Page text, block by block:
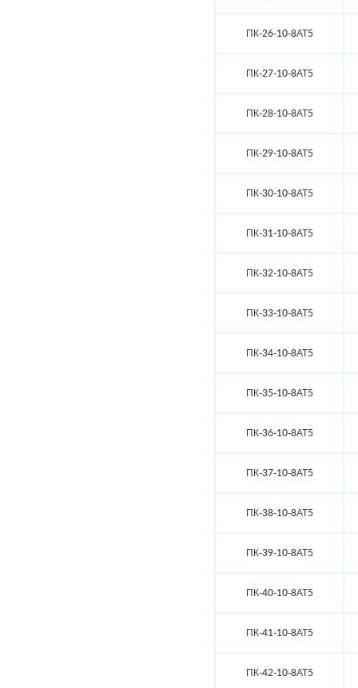
ПК-26-10-8АТ5
ПК-27-10-8АТ5
ПК-28-10-8АТ5
ПК-29-10-8АТ5
ПК-30-10-8АТ5
ПК-31-10-8АТ5
ПК-32-10-8АТ5
ПК-33-10-8АТ5
ПК-34-10-8АТ5
ПК-35-10-8АТ5
ПК-36-10-8АТ5
ПК-37-10-8АТ5
ПК-38-10-8АТ5
ПК-39-10-8АТ5
ПК-40-10-8АТ5
ПК-41-10-8АТ5
ПК-42-10-8АТ5